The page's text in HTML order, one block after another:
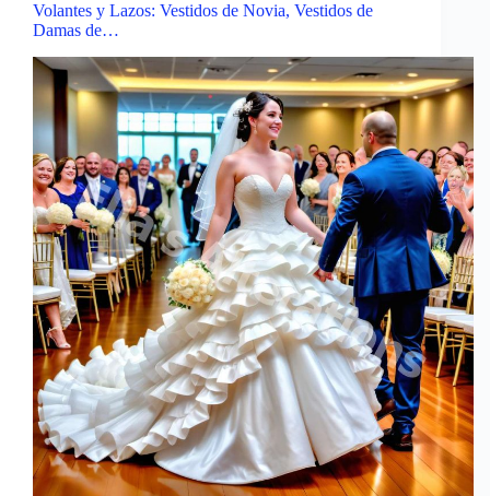
Volantes y Lazos: Vestidos de Novia, Vestidos de
Damas de…